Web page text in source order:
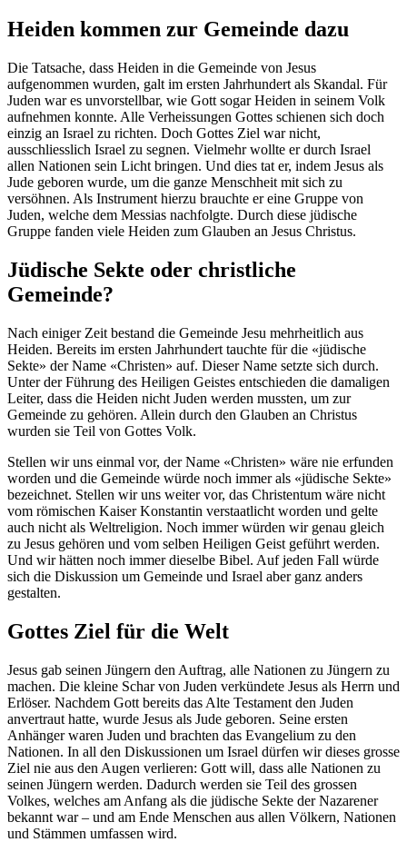
Heiden kommen zur Gemeinde dazu
Die Tatsache, dass Heiden in die Gemeinde von Jesus
aufgenommen wurden, galt im ersten Jahrhundert als Skandal. Für
Juden war es unvorstellbar, wie Gott sogar Heiden in seinem Volk
aufnehmen konnte. Alle Verheissungen Gottes schienen sich doch
einzig an Israel zu richten. Doch Gottes Ziel war nicht,
ausschliesslich Israel zu segnen. Vielmehr wollte er durch Israel
allen Nationen sein Licht bringen. Und dies tat er, indem Jesus als
Jude geboren wurde, um die ganze Menschheit mit sich zu
versöhnen. Als Instrument hierzu brauchte er eine Gruppe von
Juden, welche dem Messias nachfolgte. Durch diese jüdische
Gruppe fanden viele Heiden zum Glauben an Jesus Christus.
Jüdische Sekte oder christliche
Gemeinde?
Nach einiger Zeit bestand die Gemeinde Jesu mehrheitlich aus
Heiden. Bereits im ersten Jahrhundert tauchte für die «jüdische
Sekte» der Name «Christen» auf. Dieser Name setzte sich durch.
Unter der Führung des Heiligen Geistes entschieden die damaligen
Leiter, dass die Heiden nicht Juden werden mussten, um zur
Gemeinde zu gehören. Allein durch den Glauben an Christus
wurden sie Teil von Gottes Volk.
Stellen wir uns einmal vor, der Name «Christen» wäre nie erfunden
worden und die Gemeinde würde noch immer als «jüdische Sekte»
bezeichnet. Stellen wir uns weiter vor, das Christentum wäre nicht
vom römischen Kaiser Konstantin verstaatlicht worden und gelte
auch nicht als Weltreligion. Noch immer würden wir genau gleich
zu Jesus gehören und vom selben Heiligen Geist geführt werden.
Und wir hätten noch immer dieselbe Bibel. Auf jeden Fall würde
sich die Diskussion um Gemeinde und Israel aber ganz anders
gestalten.
Gottes Ziel für die Welt
Jesus gab seinen Jüngern den Auftrag, alle Nationen zu Jüngern zu
machen. Die kleine Schar von Juden verkündete Jesus als Herrn und
Erlöser. Nachdem Gott bereits das Alte Testament den Juden
anvertraut hatte, wurde Jesus als Jude geboren. Seine ersten
Anhänger waren Juden und brachten das Evangelium zu den
Nationen. In all den Diskussionen um Israel dürfen wir dieses grosse
Ziel nie aus den Augen verlieren: Gott will, dass alle Nationen zu
seinen Jüngern werden. Dadurch werden sie Teil des grossen
Volkes, welches am Anfang als die jüdische Sekte der Nazarener
bekannt war – und am Ende Menschen aus allen Völkern, Nationen
und Stämmen umfassen wird.